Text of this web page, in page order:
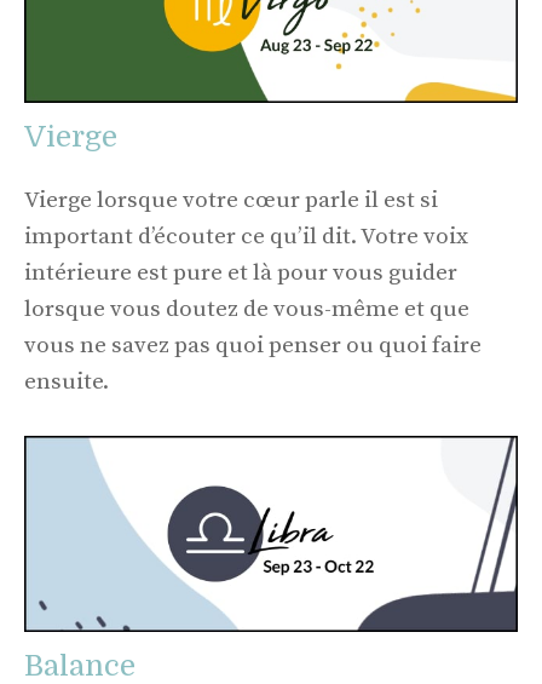
Vierge
Vierge lorsque votre cœur parle il est si
important d’écouter ce qu’il dit. Votre voix
intérieure est pure et là pour vous guider
lorsque vous doutez de vous-même et que
vous ne savez pas quoi penser ou quoi faire
ensuite.
Balance